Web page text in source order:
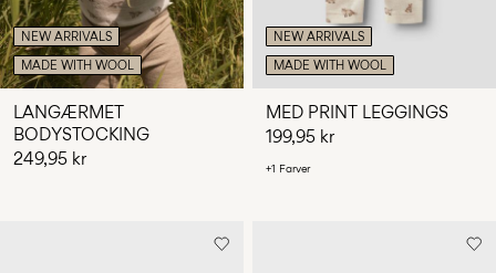
NEW ARRIVALS
MADE WITH WOOL
LANGÆRMET
BODYSTOCKING
249,95 kr
NEW ARRIVALS
MADE WITH WOOL
MED PRINT LEGGINGS
199,95 kr
+1 Farver